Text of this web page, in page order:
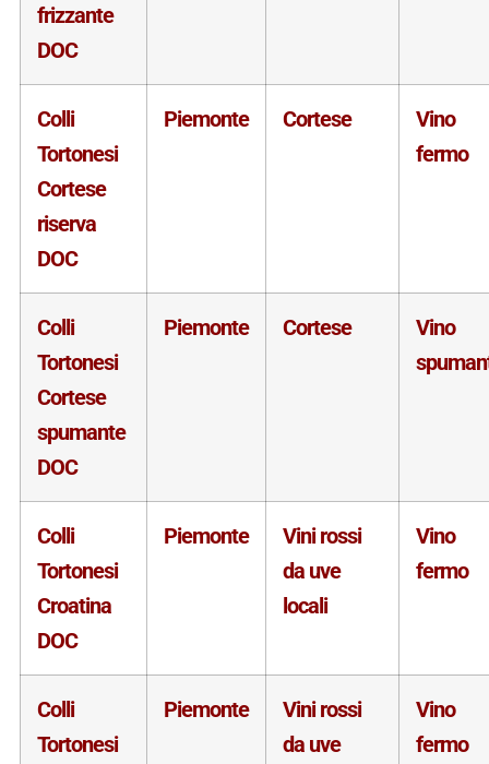
frizzante
DOC
Colli
Tortonesi
Cortese
riserva
DOC
Piemonte Cortese
Vino
fermo
Colli
Tortonesi
Cortese
spumante
DOC
Piemonte Cortese
Vino
Colli
Tortonesi
Croatina
DOC
Piemonte
Vini rossi
da uve
locali
Vino
fermo
Colli
Tortonesi
Piemonte
Vini rossi
da uve
Vino
fermo